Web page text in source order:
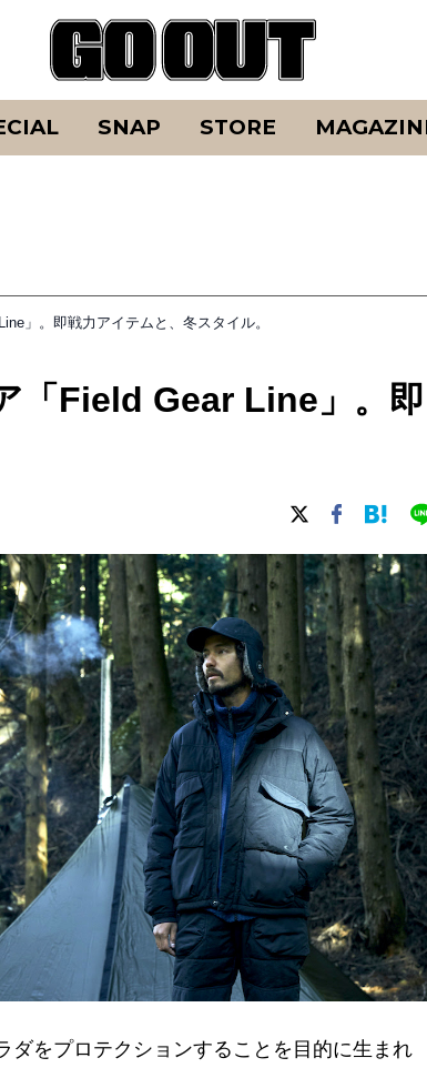
SNAP STORE
」。即戦力アイテムと、冬スタイル。
Field Gear Line」。即
ダをプロテクションすることを目的に生まれ